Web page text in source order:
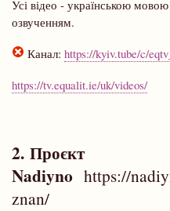
Усі відео - українською
озвученням.
Канал: https://kyiv.tube/c/
https://tv.equalit.ie/uk/videos/
2. Проєкт
Nadiyno https://
znan/